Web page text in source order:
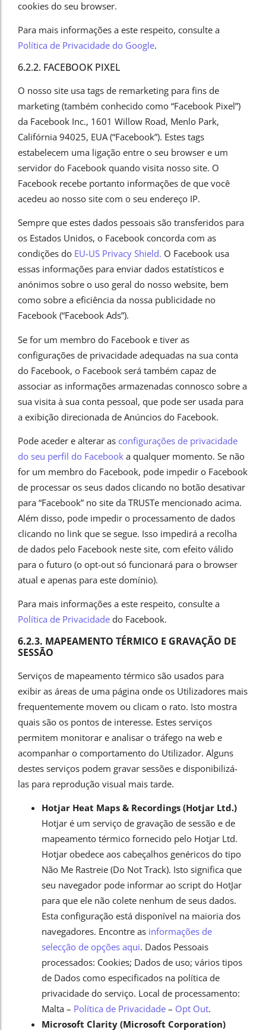
cookies do seu browser.
Para mais informações a este respeito, consulte a
Política de Privacidade do Google.
6.2.2. FACEBOOK PIXEL
O nosso site usa tags de remarketing para fins de
marketing (também conhecido como “Facebook Pixel”)
da Facebook Inc., 1601 Willow Road, Menlo Park,
Califórnia 94025, EUA (“Facebook”). Estes tags
estabelecem uma ligação entre o seu browser e um
servidor do Facebook quando visita nosso site. O
Facebook recebe portanto informações de que você
acedeu ao nosso site com o seu endereço IP.
Sempre que estes dados pessoais são transferidos para
os Estados Unidos, o Facebook concorda com as
condições do EU-US Privacy Shield. O Facebook usa
essas informações para enviar dados estatísticos e
anónimos sobre o uso geral do nosso website, bem
como sobre a eficiência da nossa publicidade no
Facebook (“Facebook Ads”).
Se for um membro do Facebook e tiver as
configurações de privacidade adequadas na sua conta
do Facebook, o Facebook será também capaz de
associar as informações armazenadas connosco sobre a
sua visita à sua conta pessoal, que pode ser usada para
a exibição direcionada de Anúncios do Facebook.
Pode aceder e alterar as configurações de privacidade
do seu perfil do Facebook a qualquer momento. Se não
for um membro do Facebook, pode impedir o Facebook
de processar os seus dados clicando no botão desativar
para “Facebook” no site da TRUSTe mencionado acima.
Além disso, pode impedir o processamento de dados
clicando no link que se segue. Isso impedirá a recolha
de dados pelo Facebook neste site, com efeito válido
para o futuro (o opt-out só funcionará para o browser
atual e apenas para este domínio).
Para mais informações a este respeito, consulte a
Política de Privacidade do Facebook.
6.2.3. MAPEAMENTO TÉRMICO E GRAVAÇÃO DE
SESSÃO
Serviços de mapeamento térmico são usados para
exibir as áreas de uma página onde os Utilizadores mais
frequentemente movem ou clicam o rato. Isto mostra
quais são os pontos de interesse. Estes serviços
permitem monitorar e analisar o tráfego na web e
acompanhar o comportamento do Utilizador. Alguns
destes serviços podem gravar sessões e disponibilizá-
las para reprodução visual mais tarde.
Hotjar Heat Maps & Recordings (Hotjar Ltd.)
Hotjar é um serviço de gravação de sessão e de
mapeamento térmico fornecido pelo Hotjar Ltd.
Hotjar obedece aos cabeçalhos genéricos do tipo
Não Me Rastreie (Do Not Track). Isto significa que
seu navegador pode informar ao script do HotJar
para que ele não colete nenhum de seus dados.
Esta configuração está disponível na maioria dos
navegadores. Encontre as informações de
selecção de opções aqui. Dados Pessoais
processados: Cookies; Dados de uso; vários tipos
de Dados como especificados na política de
privacidade do serviço. Local de processamento:
Malta – Política de Privacidade – Opt Out.
Microsoft Clarity (Microsoft Corporation)